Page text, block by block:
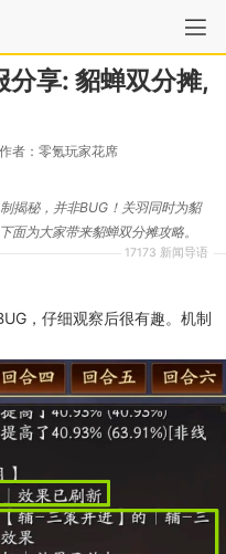
享: 貂蝉双分摊,
作者：零氪玩家花席
17173 新闻导语
揭秘，并非BUG！关羽同时为貂
面为大家带来貂蝉双分摊攻略。
，仔细观察后很有趣。机制